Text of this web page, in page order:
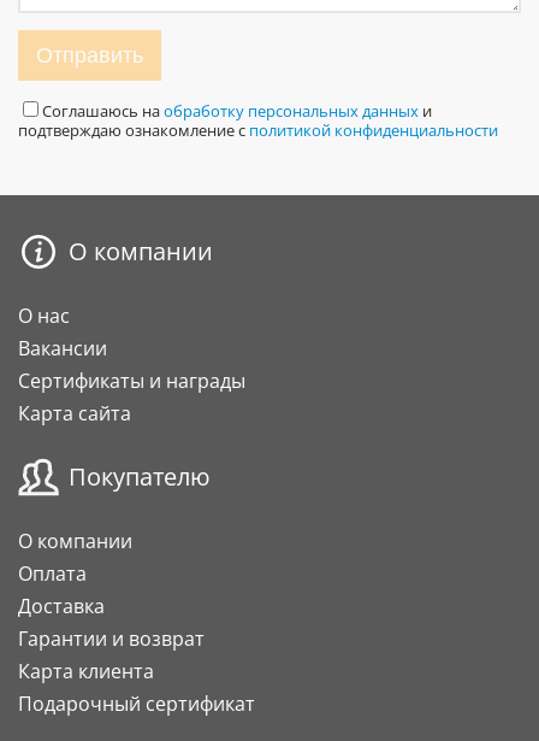
Отправить
Соглашаюсь наобработку персональных данных и
подтверждаю ознакомление с политикой конфиденциальности
О компании
О нас
Вакансии
Сертификаты и награды
Карта сайта
Покупателю
О компании
Оплата
Доставка
Гарантии и возврат
Карта клиента
Подарочный сертификат